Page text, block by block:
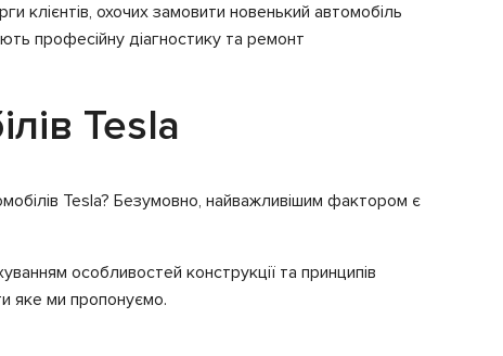
клієнтів, охочих замовити новенький автомобіль
професійну діагностику та ремонт
Tesla
Tesla? Безумовно, найважливішим фактором є
особливостей конструкції та принципів
яке ми пропонуємо.